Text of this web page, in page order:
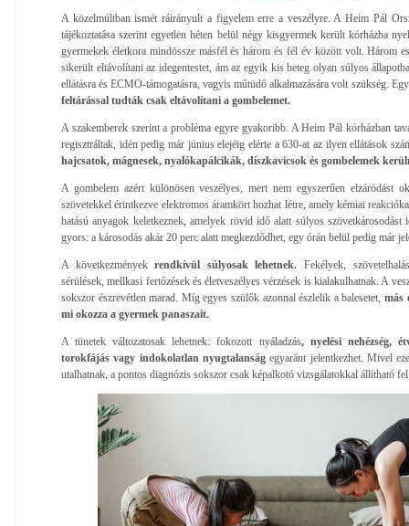
A közelmúltban ismét ráirányult a figyelem erre a veszélyre. A Heim Pál
tájékoztatása szerint egyetlen héten belül négy kisgyermek került kórházba
gyermekek életkora mindössze másfél és három és fél év között volt. Három
sikerült eltávolítani az idegentestet, ám az egyik kis beteg olyan súlyos
ellátásra és ECMO-támogatásra, vagyis műtüdő alkalmazására volt szükség.
feltárással tudták csak eltávolítani a gombelemet.
A szakemberek szerint a probléma egyre gyakoribb. A Heim Pál kórházban
regisztráltak, idén pedig már június elejéig elérte a 630-at az ilyen ellátások
hajcsatok, mágnesek, nyalókapálcikák, díszkavicsok és gombelemek
A gombelem azért különösen veszélyes, mert nem egyszerűen elzáródást
szövetekkel érintkezve elektromos áramkört hozhat létre, amely kémiai
hatású anyagok keletkeznek, amelyek rövid idő alatt súlyos szövetkárosodást
gyors: a károsodás akár 20 perc alatt megkezdődhet, egy órán belül pedig már
A következményekrendkívül súlyosak lehetnek. Fekélyek,
sérülések, mellkasi fertőzések és életveszélyes vérzések is kialakulhatnak. A
sokszor észrevétlen marad. Míg egyes szülők azonnal észlelik a balesetet, más
mi okozza a gyermek panaszait.
A tünetek változatosak lehetnek: fokozott nyáladzás, nyelési nehézség,
torokfájás vagy indokolatlan nyugtalanság egyaránt jelentkezhet. Mivel
utalhatnak, a pontos diagnózis sokszor csak képalkotó vizsgálatokkal állítható